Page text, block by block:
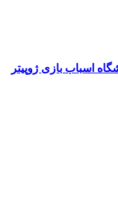
بازی ژوپیتر